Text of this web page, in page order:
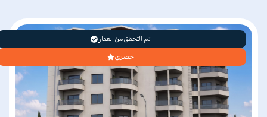
تم التحقق من العقار
حصري